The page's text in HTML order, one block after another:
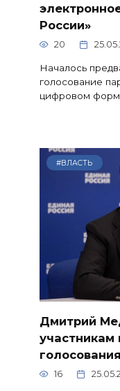
России»
20
Началось
голосование
цифровом
#ВЛАСТЬ
Дмитрий
участникам
16